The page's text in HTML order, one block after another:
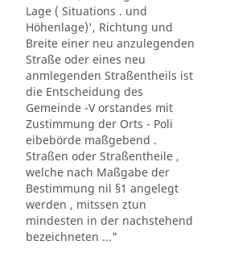
Lage ( Situations . und
Höhenlage)', Richtung und
Breite einer neu anzulegenden
Straße oder eines neu
anmlegenden Straßentheils ist
die Entscheidung des
Gemeinde -V orstandes mit
Zustimmung der Orts - Poli
eibebörde maßgebend .
Straßen oder Straßentheile ,
welche nach Maßgabe der
Bestimmung nil §1 angelegt
werden , mitssen ztun
mindesten in der nachstehend
bezeichneten ..."